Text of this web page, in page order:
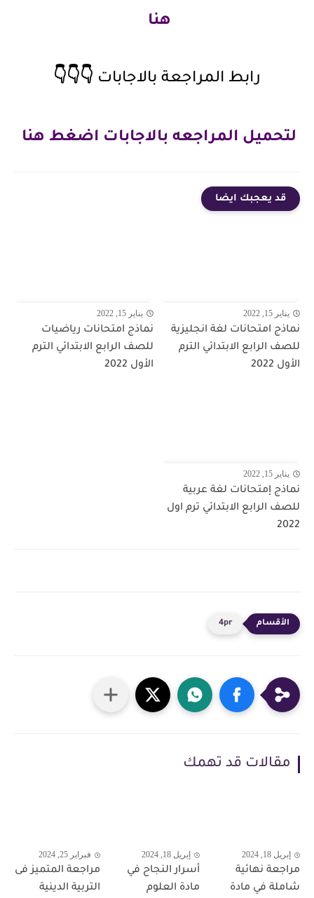
هنا
رابط المراجعة بالاجابات 👇👇👇
لتحميل المراجعه بالاجابات اضغط هنا
قد يعجبك ايضا
يناير 15, 2022
نماذج امتحانات لغة انجليزية
للصف الرابع الابتدائي الترم
الأول 2022
يناير 15, 2022
نماذج امتحانات رياضيات
للصف الرابع الابتدائي الترم
الأول 2022
يناير 15, 2022
نماذج إمتحانات لغة عربية
للصف الرابع الابتدائي ترم اول
2022
4pr
مقالات قد تهمك
إبريل 18, 2024
مراجعة نهائية
شاملة في مادة
إبريل 18, 2024
أسرار النجاح في
مادة العلوم
فبراير 25, 2024
مراجعة المتميز فى
التربية الدينية